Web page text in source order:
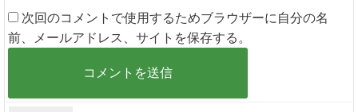
次回のコメントで使用するためブラウザーに自分の名
前、メールアドレス、サイトを保存する。